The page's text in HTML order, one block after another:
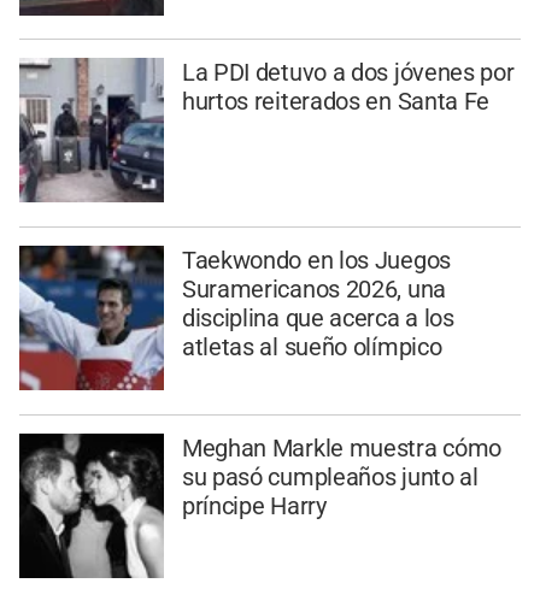
La PDI detuvo a dos jóvenes por
hurtos reiterados en Santa Fe
Taekwondo en los Juegos
Suramericanos 2026, una
disciplina que acerca a los
atletas al sueño olímpico
Meghan Markle muestra cómo
su pasó cumpleaños junto al
príncipe Harry